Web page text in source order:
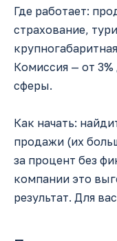
Где работает:
страхование,
Комиссия — от
сферы.
Как начать:
продажи (их
за процент без
компании это
результат. Для